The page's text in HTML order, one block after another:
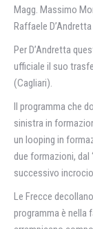
Magg. Massimo
Raffaele
Per D’Andretta
ufficiale il suo
(Cagliari).
Il programma che
sinistra in
un looping in
due formazioni, dal
successivo
Le Frecce
programma è nella